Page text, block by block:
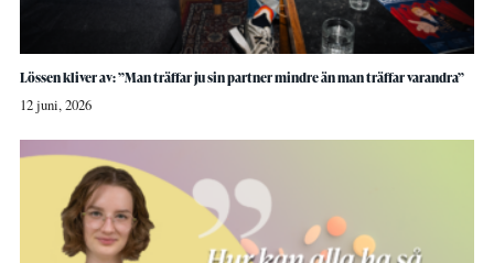
Lössen kliver av: ”Man träffar ju sin partner mindre än man träffar varandra”
12 juni, 2026